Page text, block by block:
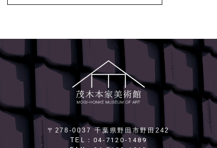
〒278-0037 千葉県野田市野田242
TEL： 04-7120-1489